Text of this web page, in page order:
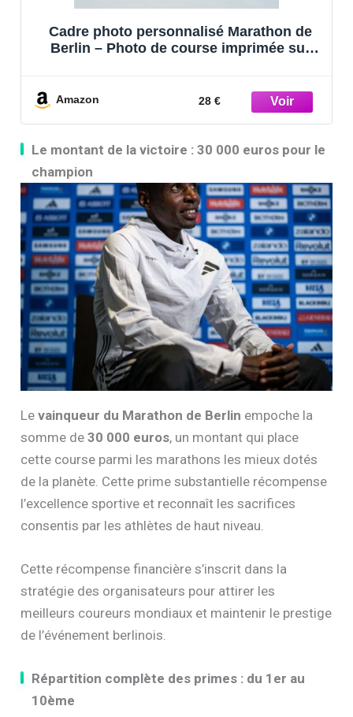
Cadre photo personnalisé Marathon de
Berlin – Photo de course imprimée sur
athlètes
Amazon 28 €
Le montant de la victoire : 30 000 euros pour le
champion
Levainqueur du Marathon de Berlin empoche la
somme de30 000 euros, un montant qui place
cette course parmi les marathons les mieux dotés
de la planète. Cette prime substantielle récompense
l’excellence sportive et reconnaît les sacrifices
consentis par les athlètes de haut niveau.
Cette récompense financière s’inscrit dans la
stratégie des organisateurs pour attirer les
meilleurs coureurs mondiaux et maintenir le prestige
de l’événement berlinois.
Répartition complète des primes : du 1er au
10ème